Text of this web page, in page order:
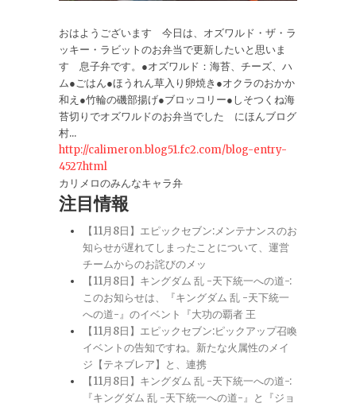
おはようございます 今日は、オズワルド・ザ・ラ
ッキー・ラビットのお弁当で更新したいと思いま
す 息子弁です。●オズワルド：海苔、チーズ、ハ
ム●ごはん●ほうれん草入り卵焼き●オクラのおかか
和え●竹輪の磯部揚げ●ブロッコリー●しそつくね海
苔切りでオズワルドのお弁当でした にほんブログ
村...
http://calimeron.blog51.fc2.com/blog-entry-
4527.html
カリメロのみんなキャラ弁
注目情報
【11月8日】エピックセブン:メンテナンスのお
知らせが遅れてしまったことについて、運営
チームからのお詫びのメッ
【11月8日】キングダム 乱 -天下統一への道-:
このお知らせは、『キングダム 乱 -天下統一
への道-』のイベント『大功の覇者 王
【11月8日】エピックセブン:ピックアップ召喚
イベントの告知ですね。新たな火属性のメイ
ジ【テネブレア】と、連携
【11月8日】キングダム 乱 -天下統一への道-:
『キングダム 乱 -天下統一への道-』と『ジョ